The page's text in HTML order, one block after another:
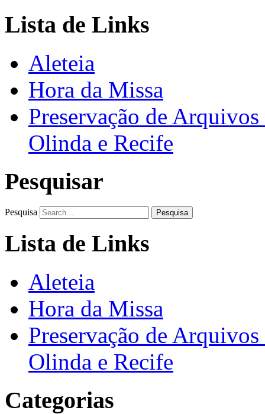
Lista de Links
Aleteia
Hora da Missa
Preservação de
Olinda e Recife
Pesquisar
Pesquisa
Lista de Links
Aleteia
Hora da Missa
Preservação de
Olinda e Recife
Categorias